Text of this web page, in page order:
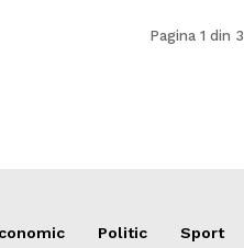
Pagina 1 din 3
Politic Sport